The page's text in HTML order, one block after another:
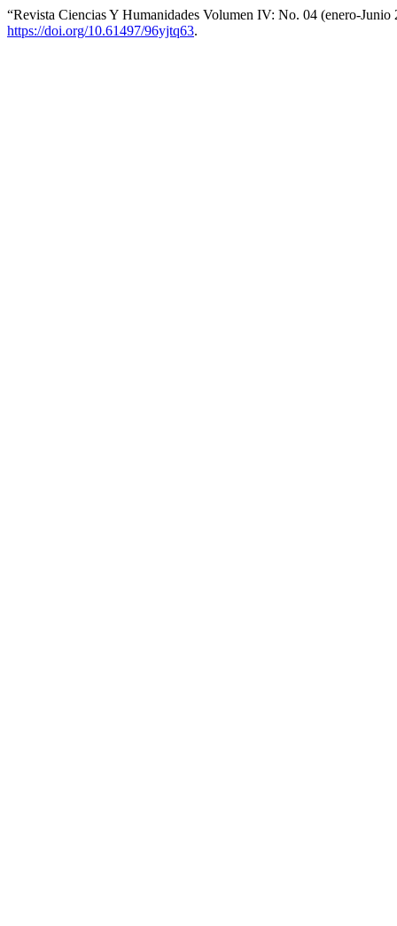
“Revista Ciencias Y Humanidades Volumen IV: No. 04 (enero-Junio
https://doi.org/10.61497/96yjtq63.